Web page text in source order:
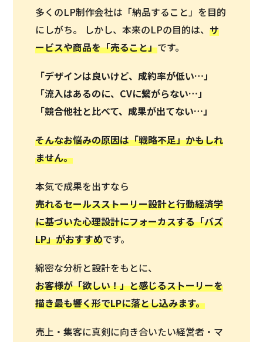
多くのLP制作会社は「納品すること」を目的
にしがち。 しかし、本来のLPの目的は、サ
ービスや商品を「売ること」です。
「デザインは良いけど、成約率が低い…」
「流入はあるのに、CVに繋がらない…」
「競合他社と比べて、成果が出てない…」
そんなお悩みの原因は「戦略不足」かもしれ
ません。
本気で成果を出すなら
売れるセールスストーリー設計と行動経済学
に基づいた心理設計にフォーカスする「バズ
LP」がおすすめです。
綿密な分析と設計をもとに、
お客様が「欲しい！」と感じるストーリーを
描き最も響く形でLPに落とし込みます。
売上・集客に真剣に向き合いたい経営者・マ